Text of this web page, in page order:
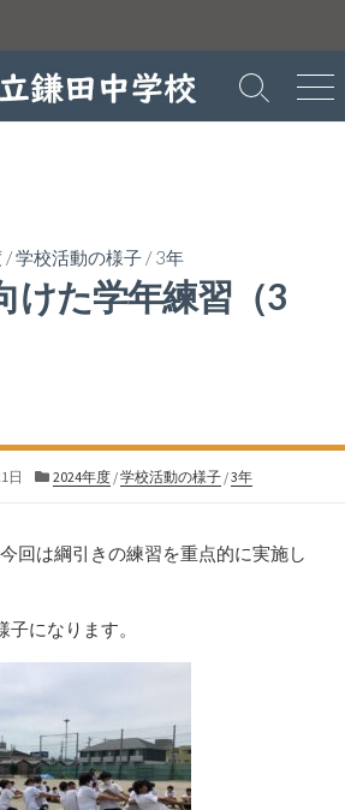
検
索
メ
ニ
/学校活動の様子 /3年
けた学年練習（3
日
カ
リ
ー
2024年度 /学校活動の様子 /3年
回は綱引きの練習を重点的に実施し
になります。